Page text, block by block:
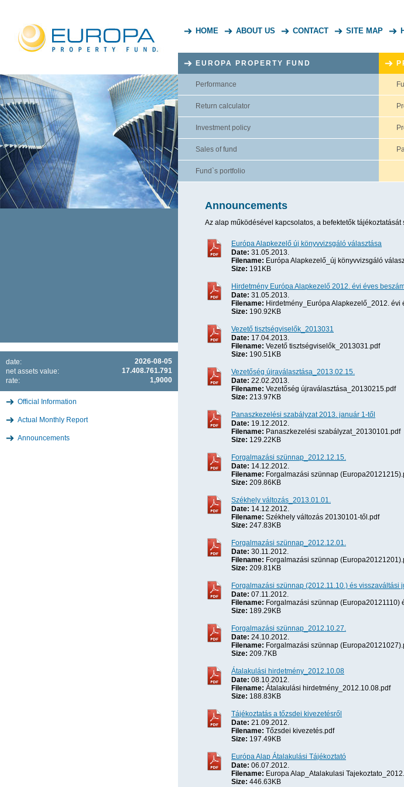
HOME ABOUT US CONTACT SITE MAP
2026-08-05
date:
17.408.761.791
net assets value:
1,9000
rate:
Official Information
Actual Monthly Report
Announcements
EUROPA PROPERTY FUND
Performance
Return calculator
Investment policy
Sales of fund
Fund`s portfolio
Announcements
Az alap működésével kapcsolatos, a befektetők
Európa Alapkezelő új könyvvizsgáló választása
Date: 31.05.2013.
Filename: Európa Alapkezelő_új könyvvizsgáló
Size: 191KB
Hirdetmény Európa Alapkezelő 2012. évi éves
Date: 31.05.2013.
Filename: Hirdetmény_Európa Alapkezelő_2012. évi
Size: 190.92KB
Vezető tisztségviselők_2013031
Date: 17.04.2013.
Filename: Vezető tisztségviselők_2013031.pdf
Size: 190.51KB
Vezetőség újraválasztása_2013.02.15.
Date: 22.02.2013.
Filename: Vezetőség újraválasztása_20130215.pdf
Size: 213.97KB
Panaszkezelési szabályzat 2013. január 1-től
Date: 19.12.2012.
Filename: Panaszkezelési szabályzat_20130101.pdf
Size: 129.22KB
Forgalmazási szünnap_2012.12.15.
Date: 14.12.2012.
Filename: Forgalmazási szünnap
Size: 209.86KB
Székhely változás_2013.01.01.
Date: 14.12.2012.
Filename: Székhely változás 20130101-től.pdf
Size: 247.83KB
Forgalmazási szünnap_2012.12.01.
Date: 30.11.2012.
Filename: Forgalmazási szünnap
Size: 209.81KB
Forgalmazási szünnap (2012.11.10.) és visszaváltási
Date: 07.11.2012.
Filename: Forgalmazási szünnap (Europa20121110)
Size: 189.29KB
Forgalmazási szünnap_2012.10.27.
Date: 24.10.2012.
Filename: Forgalmazási szünnap
Size: 209.7KB
Átalakulási hirdetmény_2012.10.08
Date: 08.10.2012.
Filename: Átalakulási hirdetmény_2012.10.08.pdf
Size: 188.83KB
Tájékoztatás a tőzsdei kivezetésről
Date: 21.09.2012.
Filename: Tőzsdei kivezetés.pdf
Size: 197.49KB
Európa Alap Átalakulási Tájékoztató
Date: 06.07.2012.
Filename: Europa Alap_Atalakulasi
Size: 446.63KB